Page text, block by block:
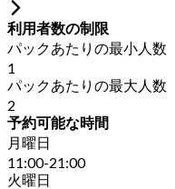
利用者数の制限
パックあたりの最小人数
1
パックあたりの最大人数
2
予約可能な時間
月曜日
11:00-21:00
火曜日